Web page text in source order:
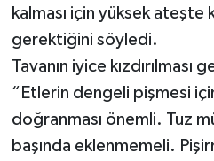
kalması için yüksek ateşte
gerektiğini söyledi.
Tavanın iyice kızdırılması
“Etlerin dengeli pişmesi
doğranması önemli. Tuz
başında eklenmemeli.